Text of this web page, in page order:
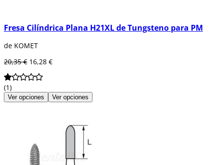
Fresa Cilíndrica Plana H21XL de Tungsteno para PM
de KOMET
20,35 € 16,28 €
(1)
Ver opciones Ver opciones